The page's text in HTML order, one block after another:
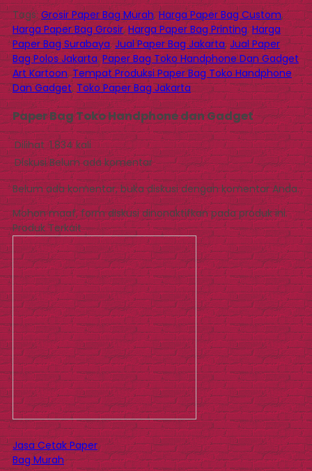
Tags:Grosir Paper Bag Murah,Harga Paper Bag Custom,
Harga Paper Bag Grosir,Harga Paper Bag Printing,Harga
Paper Bag Surabaya,Jual Paper Bag Jakarta,Jual Paper
Bag Polos Jakarta,Paper Bag Toko Handphone Dan Gadget
Art Kartoon,Tempat Produksi Paper Bag Toko Handphone
Dan Gadget,Toko Paper Bag Jakarta
Paper Bag Toko Handphone dan Gadget
Dilihat 1.834 kali
Diskusi Belum ada komentar
Belum ada komentar, buka diskusi dengan komentar Anda.
Mohon maaf, form diskusi dinonaktifkan pada produk ini.
Produk Terkait
Jasa Cetak Paper
Bag Murah